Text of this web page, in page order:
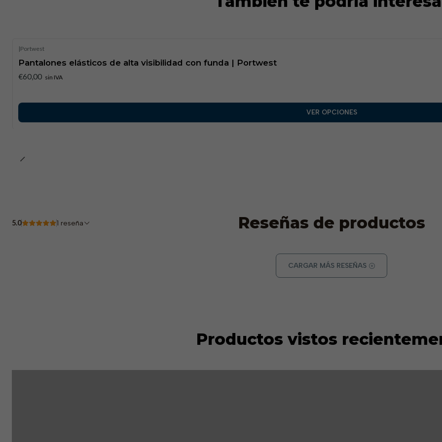
|Portwest
Pantalones elásticos de alta visibilidad con funda | Portwest
€60,00 sin IVA
VER OPCIONES
Reseñas de productos
5.0 1 reseña
CARGAR MÁS RESEÑAS
Productos vistos